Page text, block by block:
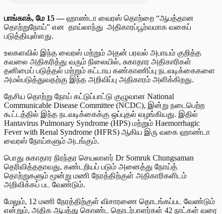
பாங்காக், மே 15 —ஹாண்டா வைரஸ் தொற்றை “ஆபத்தான
தொற்றுநோய்” என தாய்லாந்து அதிகாரப்பூர்வமாக வகைப்
படுத்தியுள்ளது.
உலகளவில் இந்த வைரஸ் மற்றும் அதன் பரவல் அபாயம் குறித்த
கவலை அதிகரித்து வரும் நிலையில், சுகாதார அதிகாரிகள்
தனிமைப் படுத்தல் மற்றும் கட்டாய கண்காணிப்பு நடவடிக்கைகளை
அமல்படுத்துவதற்கு இந்த அறிவிப்பு அதிகாரம் அளிக்கிறது.
தேசிய தொற்று நோய் கட்டுப்பாட்டு குழுவான National
Communicable Disease Committee (NCDC), இன்று நடைபெற்ற
கூட்டத்தில் இந்த நடவடிக்கைக்கு ஒப்புதல் வழங்கியது. இதில்
Hantavirus Pulmonary Syndrome (HPS) மற்றும் Haemorrhagic
Fever with Renal Syndrome (HFRS) ஆகிய இரு வகை ஹாண்டா
வைரஸ் நோய்களும் அடங்கும்.
பொது சுகாதார நிரந்தர செயலாளர் Dr Somruk Chungsaman
தெரிவித்ததாவது, கண்டறியப் படும் அனைத்து நோய்த்
தொற்றுகளும் மூன்று மணி நேரத்திற்குள் அதிகாரிகளிடம்
அறிவிக்கப் பட வேண்டும்.
மேலும், 12 மணி நேரத்திற்குள் விசாரணை தொடங்கப்பட வேண்டும்
என்றும், அதிக ஆபத்து கொண்ட தொடர்பாளர்கள் 42 நாட்கள் வரை